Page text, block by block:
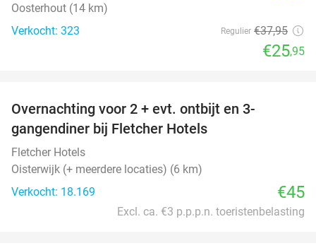
Oosterhout (14 km)
Verkocht: 323
Regulier €37,95
€25,95
Overnachting voor 2 + evt. ontbijt en 3-
gangendiner bij Fletcher Hotels
Fletcher Hotels
Oisterwijk (+ meerdere locaties) (6 km)
Verkocht: 18.169
€45
Excl. ca. €3 p.p.p.n. toeristenbelasting